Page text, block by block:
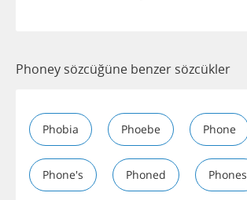
Phoney sözcüğüne benzer sözcükler
Phobia Phoebe Phone
Phone's Phoned Phones